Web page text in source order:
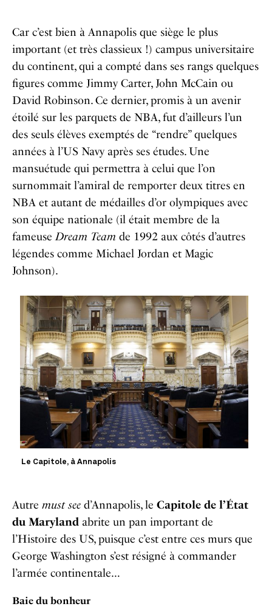
Car c’est bien à Annapolis que siège le plus
important (et très classieux !) campus universitaire
du continent, qui a compté dans ses rangs quelques
figures comme Jimmy Carter, John McCain ou
David Robinson. Ce dernier, promis à un avenir
étoilé sur les parquets de NBA, fut d’ailleurs l’un
des seuls élèves exemptés de “rendre” quelques
années à l’US Navy après ses études. Une
mansuétude qui permettra à celui que l’on
surnommait l’amiral de remporter deux titres en
NBA et autant de médailles d’or olympiques avec
son équipe nationale (il était membre de la
fameuseDream Team de 1992 aux côtés d’autres
légendes comme Michael Jordan et Magic
Johnson).
Le Capitole, à Annapolis
Autre must see d’Annapolis, le Capitole de l’État
du Maryland abrite un pan important de
l’Histoire des US, puisque c’est entre ces murs que
George Washington s’est résigné à commander
l’armée continentale…
Baie du bonheur